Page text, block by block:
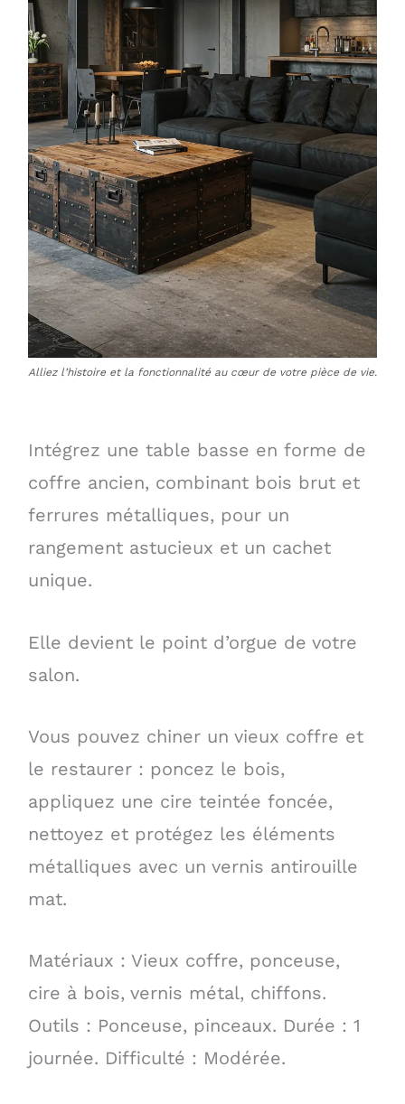
Alliez l’histoire et la fonctionnalité au cœur de votre pièce de vie.
Intégrez une table basse en forme de
coffre ancien, combinant bois brut et
ferrures métalliques, pour un
rangement astucieux et un cachet
unique.
Elle devient le point d’orgue de votre
salon.
Vous pouvez chiner un vieux coffre et
le restaurer : poncez le bois,
appliquez une cire teintée foncée,
nettoyez et protégez les éléments
métalliques avec un vernis antirouille
mat.
Matériaux : Vieux coffre, ponceuse,
cire à bois, vernis métal, chiffons.
Outils : Ponceuse, pinceaux. Durée : 1
journée. Difficulté : Modérée.